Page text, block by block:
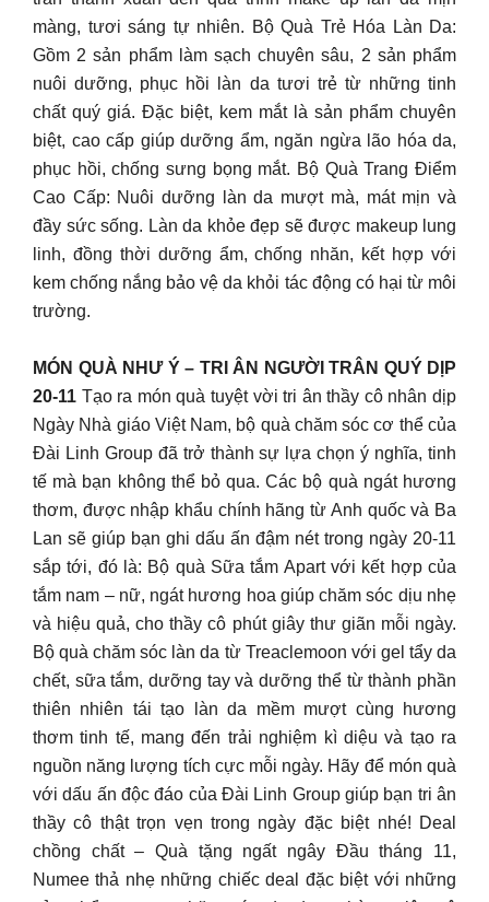
màng, tươi sáng tự nhiên. Bộ Quà Trẻ Hóa Làn Da:
Gồm 2 sản phẩm làm sạch chuyên sâu, 2 sản phẩm
nuôi dưỡng, phục hồi làn da tươi trẻ từ những tinh
chất quý giá. Đặc biệt, kem mắt là sản phẩm chuyên
biệt, cao cấp giúp dưỡng ẩm, ngăn ngừa lão hóa da,
phục hồi, chống sưng bọng mắt. Bộ Quà Trang Điểm
Cao Cấp: Nuôi dưỡng làn da mượt mà, mát mịn và
đầy sức sống. Làn da khỏe đẹp sẽ được makeup lung
linh, đồng thời dưỡng ẩm, chống nhăn, kết hợp với
kem chống nắng bảo vệ da khỏi tác động có hại từ môi
trường.
MÓN QUÀ NHƯ Ý – TRI ÂN NGƯỜI TRÂN QUÝ DỊP
20-11 Tạo ra món quà tuyệt vời tri ân thầy cô nhân dịp
Ngày Nhà giáo Việt Nam, bộ quà chăm sóc cơ thể của
Đài Linh Group đã trở thành sự lựa chọn ý nghĩa, tinh
tế mà bạn không thể bỏ qua. Các bộ quà ngát hương
thơm, được nhập khẩu chính hãng từ Anh quốc và Ba
Lan sẽ giúp bạn ghi dấu ấn đậm nét trong ngày 20-11
sắp tới, đó là: Bộ quà Sữa tắm Apart với kết hợp của
tắm nam – nữ, ngát hương hoa giúp chăm sóc dịu nhẹ
và hiệu quả, cho thầy cô phút giây thư giãn mỗi ngày.
Bộ quà chăm sóc làn da từ Treaclemoon với gel tẩy da
chết, sữa tắm, dưỡng tay và dưỡng thể từ thành phần
thiên nhiên tái tạo làn da mềm mượt cùng hương
thơm tinh tế, mang đến trải nghiệm kì diệu và tạo ra
nguồn năng lượng tích cực mỗi ngày. Hãy để món quà
với dấu ấn độc đáo của Đài Linh Group giúp bạn tri ân
thầy cô thật trọn vẹn trong ngày đặc biệt nhé! Deal
chồng chất – Quà tặng ngất ngây Đầu tháng 11,
Numee thả nhẹ những chiếc deal đặc biệt với những